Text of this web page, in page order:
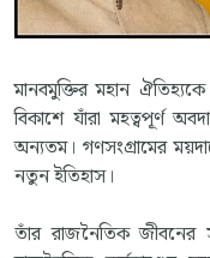
মানবমুক্তির মহান
বিকাশে যাঁরা মহত্বপূর্ণ
অন্যতম। গণসংগ্রামের
নতুন ইতিহাস।
তাঁর রাজনৈতিক জীবনের